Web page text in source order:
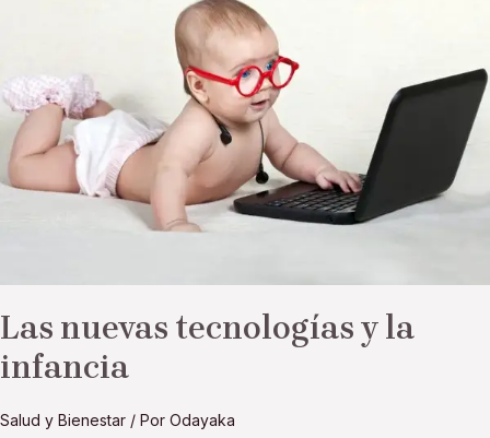
Las nuevas tecnologías y la
infancia
Salud y Bienestar / Por Odayaka
infancia